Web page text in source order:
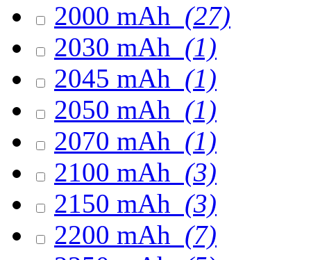
2000 mAh (27)
2030 mAh (1)
2045 mAh (1)
2050 mAh (1)
2070 mAh (1)
2100 mAh (3)
2150 mAh (3)
2200 mAh (7)